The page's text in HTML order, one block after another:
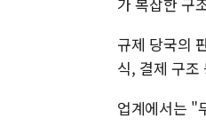
규제 당국의
식, 결제 구조
업계에서는 "